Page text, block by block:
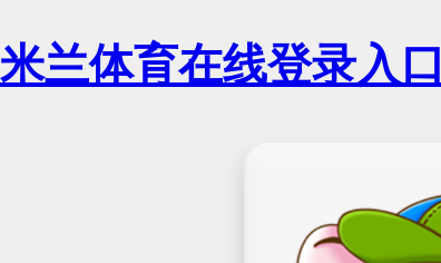
米兰体育在线登录入口